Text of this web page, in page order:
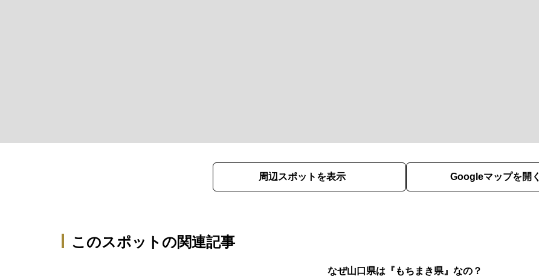
このスポットの関連記事
なぜ山口県は『もちまき県』なの？
周辺スポットを表示 Googleマップを開く